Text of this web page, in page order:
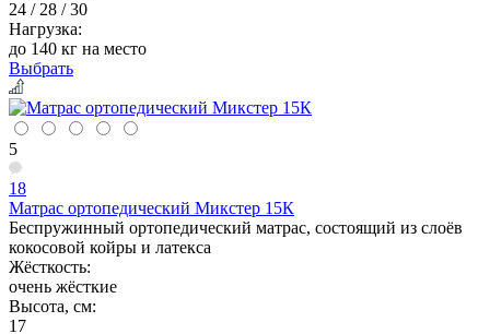
24 / 28 / 30
Нагрузка:
до 140 кг на место
Выбрать
5
18
Матрас ортопедический Микстер 15К
Беспружинный ортопедический матрас, состоящий из слоёв
кокосовой койры и латекса
Жёсткость:
очень жёсткие
Высота, см:
17